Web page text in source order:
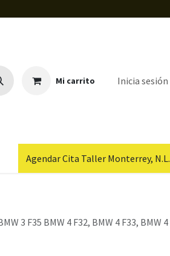
Mi carrito Inicia sesión
Agendar Cita Taller Monterrey, N.L.
3 F35 BMW 4 F32, BMW 4 F33, BMW 4